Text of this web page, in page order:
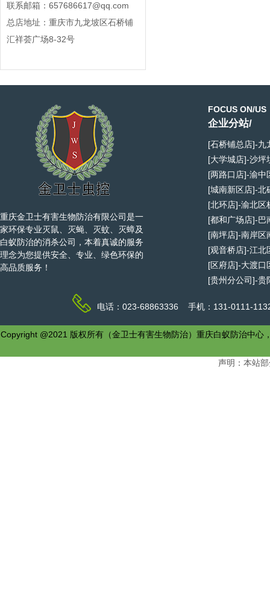
联系邮箱：657686617@qq.com
总店地址：重庆市九龙坡区石桥铺
汇祥荟广场8-32号
重庆金卫士有害生物防治有限公司是一
家环保专业灭鼠、灭蝇、灭蚊、灭蟑及
白蚁防治的消杀公司，本着真诚的服务
理念为您提供安全、专业、绿色环保的
高品质服务！
FOCUS ON/US
企业分站/
[石桥铺总店]-九
[大学城店]-沙坪
[两路口店]-渝中
[城南新区店]-北
[北环店]-渝北区
[都和广场店]-巴
[南坪店]-南岸区
[观音桥店]-江北
[区府店]-大渡口
[贵州分公司]-贵
电话：023-68863336 手机：131-0111-
Copyright @2021 版权所有（金卫士有害生物防治）重庆白蚁防治中
声明：本站